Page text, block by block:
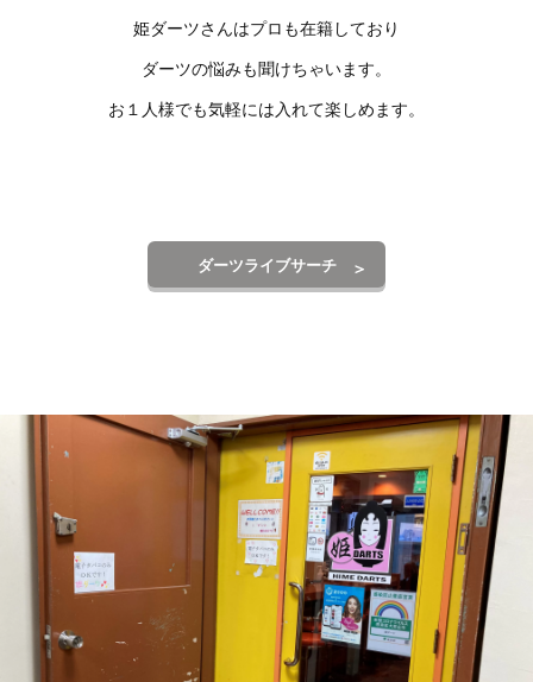
姫ダーツさんはプロも在籍しており
ダーツの悩みも聞けちゃいます。
お１人様でも気軽には入れて楽しめます。
ダーツライブサーチ